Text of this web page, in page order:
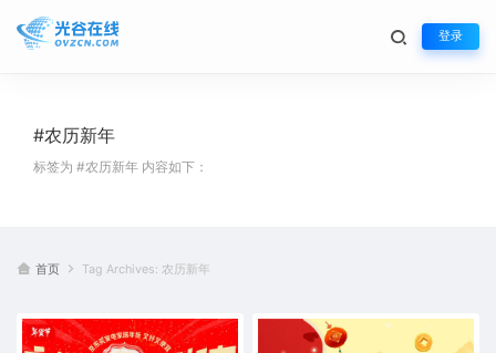
登录
#农历新年
标签为 #农历新年 内容如下：
首页 Tag Archives: 农历新年